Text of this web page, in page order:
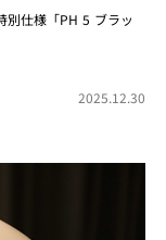
別仕様「PH 5 ブラッ
2025.12.30